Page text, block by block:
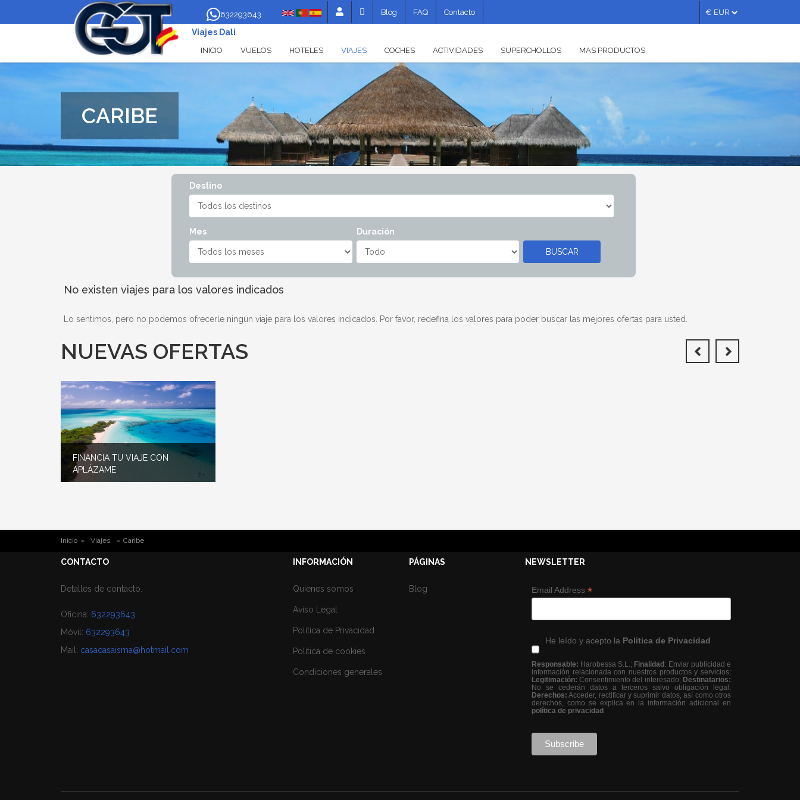
632293643 Blog FAQ Contacto
Viajes Dali
INICIO VUELOS
Vuelo+Hotel
HOTELES
Hoteles Canarias
Hoteles Baleares
Hoteles Costa
VIAJES
Caribe
COCHES ACTIVIDADES SUPERCHOLLOS MAS PRODUCTOS
CARIBE
Destino
Mes Duración
No existen viajes para los valores indicados
Lo sentimos, pero no podemos ofrecerle ningún viaje para los valores indicados. Por favor, redefina los valores para poder buscar las mejores ofertas para usted.
NUEVAS OFERTAS
FINANCIA TU VIAJE CON
APLÁZAME
USTED ESTÁ AQUÍ
Inicio » Viajes » Caribe
CONTACTO
Detalles de contacto.
Oficina: 632293643
Móvil: 632293643
Mail: casacasaisma@hotmail.com
INFORMACIÓN
Quienes somos
Aviso Legal
Política de Privacidad
Política de cookies
Condiciones generales
PÁGINAS
Blog
NEWSLETTER
Email Address *
He leído y acepto la Politica de Privacidad
Responsable: Harobessa S.L.; Finalidad: Enviar publicidad e
información relacionada con nuestros productos y servicios;
Legitimación: Consentimiento del interesado; Destinatarios:
No se cederán datos a terceros salvo obligación legal;
Derechos: Acceder, rectificar y suprimir datos, así como otros
derechos, como se explica en la información adicional en
política de privacidad